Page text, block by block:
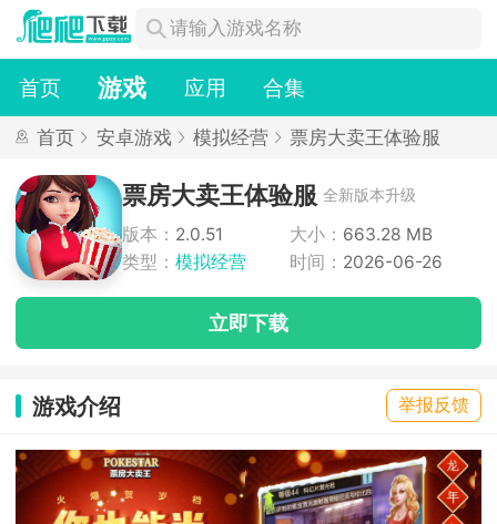
首页 游戏 应用 合集
首页 安卓游戏 模拟经营 票房大卖王体验服
票房大卖王体验服 全新版本升级
版本： 2.0.51 大小： 663.28 MB
类型： 模拟经营 时间： 2026-06-26
立即下载
游戏介绍 举报反馈